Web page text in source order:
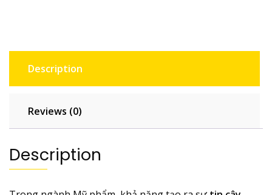
quantity
Description
Reviews (0)
Description